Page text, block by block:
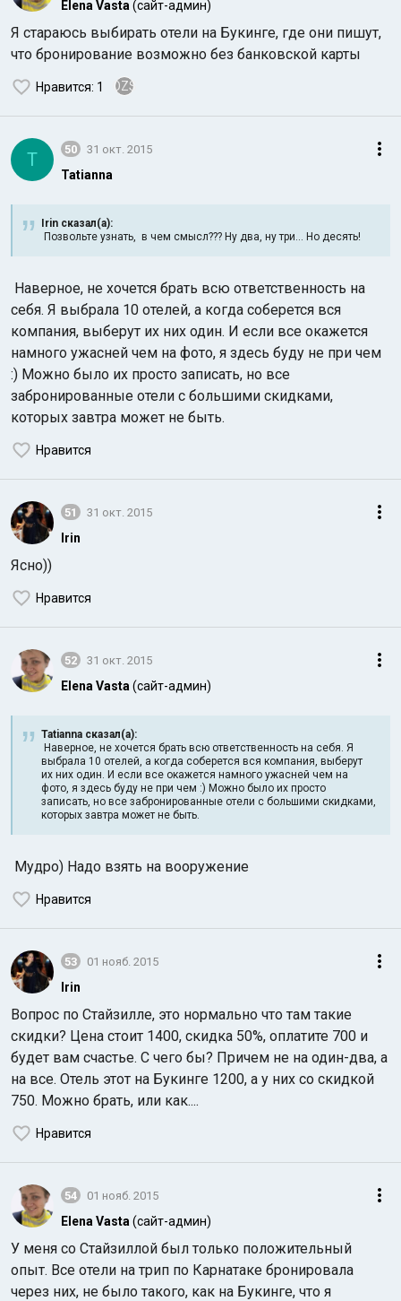
Elena Vasta (сайт-админ)
Я стараюсь выбирать отели на Букинге, где они пишут,
что бронирование возможно без банковской карты
Нравится: 1 OZS
T 50 31 окт. 2015
Tatianna
Irin сказал(а):
Позвольте узнать, в чем смысл??? Ну два, ну три... Но десять!
Наверное, не хочется брать всю ответственность на
себя. Я выбрала 10 отелей, а когда соберется вся
компания, выберут их них один. И если все окажется
намного ужасней чем на фото, я здесь буду не при чем
:) Можно было их просто записать, но все
забронированные отели с большими скидками,
которых завтра может не быть.
Нравится
51 31 окт. 2015
Irin
Ясно))
Нравится
52 31 окт. 2015
Elena Vasta (сайт-админ)
Tatianna сказал(а):
Наверное, не хочется брать всю ответственность на себя. Я
выбрала 10 отелей, а когда соберется вся компания, выберут
их них один. И если все окажется намного ужасней чем на
фото, я здесь буду не при чем :) Можно было их просто
записать, но все забронированные отели с большими скидками,
которых завтра может не быть.
Мудро) Надо взять на вооружение
Нравится
53 01 нояб. 2015
Irin
Вопрос по Стайзилле, это нормально что там такие
скидки? Цена стоит 1400, скидка 50%, оплатите 700 и
будет вам счастье. С чего бы? Причем не на один-два, а
на все. Отель этот на Букинге 1200, а у них со скидкой
750. Можно брать, или как....
Нравится
54 01 нояб. 2015
Elena Vasta (сайт-админ)
У меня со Стайзиллой был только положительный
опыт. Все отели на трип по Карнатаке бронировала
через них, не было такого, как на Букинге, что я